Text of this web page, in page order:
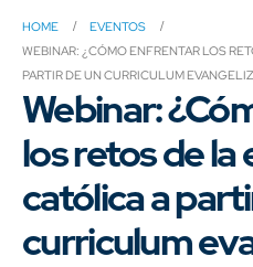
HOME
EVENTOS
WEBINAR: ¿CÓMO ENFRENTAR LOS
PARTIR DE UN CURRICULUM
Webinar:
los retos de la
católica a
curriculum